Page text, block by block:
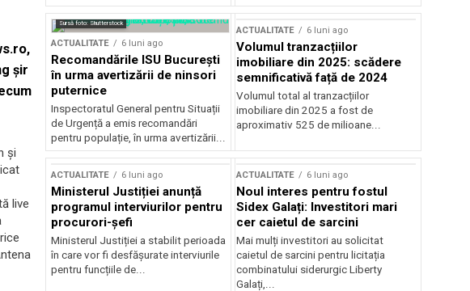
şir
şi
live
Sursă foto: Shutterstock
ACTUALITATE 6 luni ago
Recomandările ISU București
în urma avertizării de ninsori
puternice
Inspectoratul General pentru Situații
de Urgență a emis recomandări
pentru populație, în urma avertizării...
ACTUALITATE 6 luni ago
Volumul tranzacțiilor
imobiliare din 2025: scădere
semnificativă față de 2024
Volumul total al tranzacțiilor
imobiliare din 2025 a fost de
aproximativ 525 de milioane...
ACTUALITATE 6 luni ago
Ministerul Justiției anunță
programul interviurilor pentru
procurori-șefi
Ministerul Justiției a stabilit perioada
în care vor fi desfășurate interviurile
pentru funcțiile de...
ACTUALITATE 6 luni ago
Noul interes pentru fostul
Sidex Galați: Investitori mari
cer caietul de sarcini
Mai mulți investitori au solicitat
caietul de sarcini pentru licitația
combinatului siderurgic Liberty
Galați,...